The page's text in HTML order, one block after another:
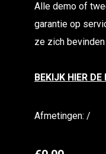
Alle demo of
garantie op
ze zich
BEKIJK HIER
Afmetingen: /